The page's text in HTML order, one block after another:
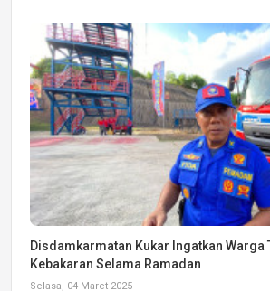
Disdamkarmatan Kukar Ingatkan Warga
Kebakaran Selama Ramadan
Selasa, 04 Maret 2025